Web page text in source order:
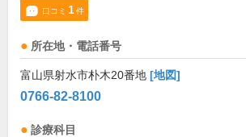
口コミ 1件
所在地・電話番号
富山県射水市朴木20番地 [地図]
0766-82-8100
診療科目